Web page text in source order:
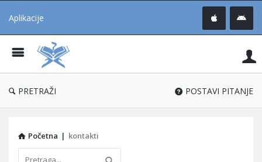
Aplikacije
®
PRETRAŽI POSTAVI PITANJE
Početna | kontakti